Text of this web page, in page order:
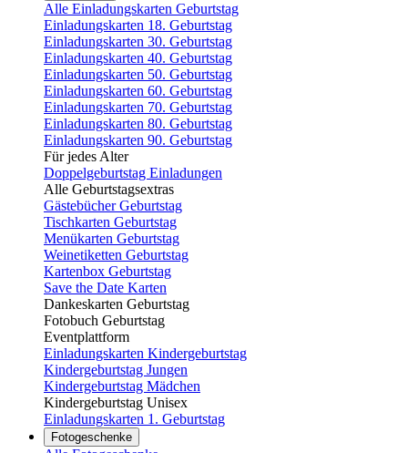
Alle Einladungskarten Geburtstag
Einladungskarten 18. Geburtstag
Einladungskarten 30. Geburtstag
Einladungskarten 40. Geburtstag
Einladungskarten 50. Geburtstag
Einladungskarten 60. Geburtstag
Einladungskarten 70. Geburtstag
Einladungskarten 80. Geburtstag
Einladungskarten 90. Geburtstag
Für jedes Alter
Doppelgeburtstag Einladungen
Alle Geburtstagsextras
Gästebücher Geburtstag
Tischkarten Geburtstag
Menükarten Geburtstag
Weinetiketten Geburtstag
Kartenbox Geburtstag
Save the Date Karten
Dankeskarten Geburtstag
Fotobuch Geburtstag
Eventplattform
Einladungskarten Kindergeburtstag
Kindergeburtstag Jungen
Kindergeburtstag Mädchen
Kindergeburtstag Unisex
Einladungskarten 1. Geburtstag
Fotogeschenke